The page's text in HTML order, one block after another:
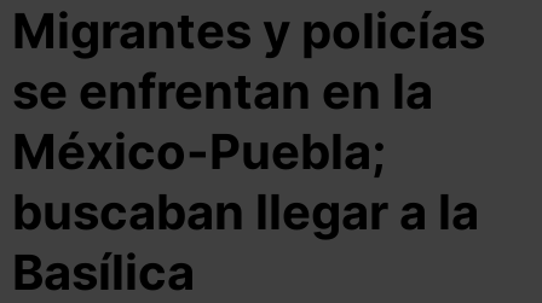
Migrantes y policías
se enfrentan en la
México-Puebla;
buscaban llegar a la
Basílica